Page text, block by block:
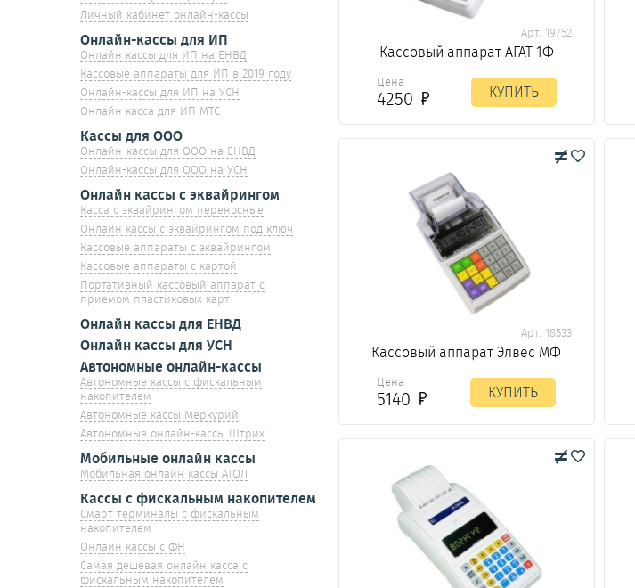
Личный кабинет онлайн-кассы
Онлайн-кассы для ИП
Онлайн кассы для ИП на ЕНВД
Кассовые аппараты для ИП в 2019 году
Онлайн-кассы для ИП на УСН
Онлайн касса для ИП МТС
Кассы для ООО
Онлайн-кассы для ООО на ЕНВД
Онлайн-кассы для ООО на УСН
Онлайн кассы с эквайрингом
Касса с эквайрингом переносные
Онлайн кассы с эквайрингом под ключ
Кассовые аппараты с эквайрингом
Кассовые аппараты с картой
Портативный кассовый аппарат с
приемом пластиковых карт
Онлайн кассы для ЕНВД
Онлайн кассы для УСН
Автономные онлайн-кассы
Автономные кассы с фискальным
накопителем
Автономные кассы Меркурий
Автономные онлайн-кассы Штрих
Мобильные онлайн кассы
Мобильная онлайн кассы АТОЛ
Кассы с фискальным накопителем
Смарт терминалы с фискальным
накопителем
Онлайн кассы с ФН
Самая дешевая онлайн касса с
фискальным накопителем
Арт. 19752
Кассовый аппарат АГАТ 1Ф
Цена
4250 КУПИТЬ
Арт. 18533
Кассовый аппарат Элвес МФ
Цена
5140 КУПИТЬ